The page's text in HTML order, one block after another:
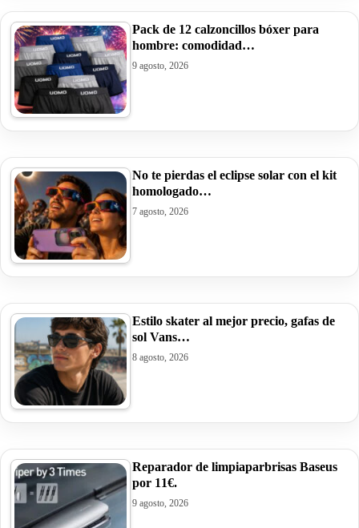
Pack de 12 calzoncillos bóxer para
hombre: comodidad…
9 agosto, 2026
No te pierdas el eclipse solar con el kit
homologado…
7 agosto, 2026
Estilo skater al mejor precio, gafas de
sol Vans…
8 agosto, 2026
Reparador de limpiaparbrisas Baseus
por 11€.
9 agosto, 2026